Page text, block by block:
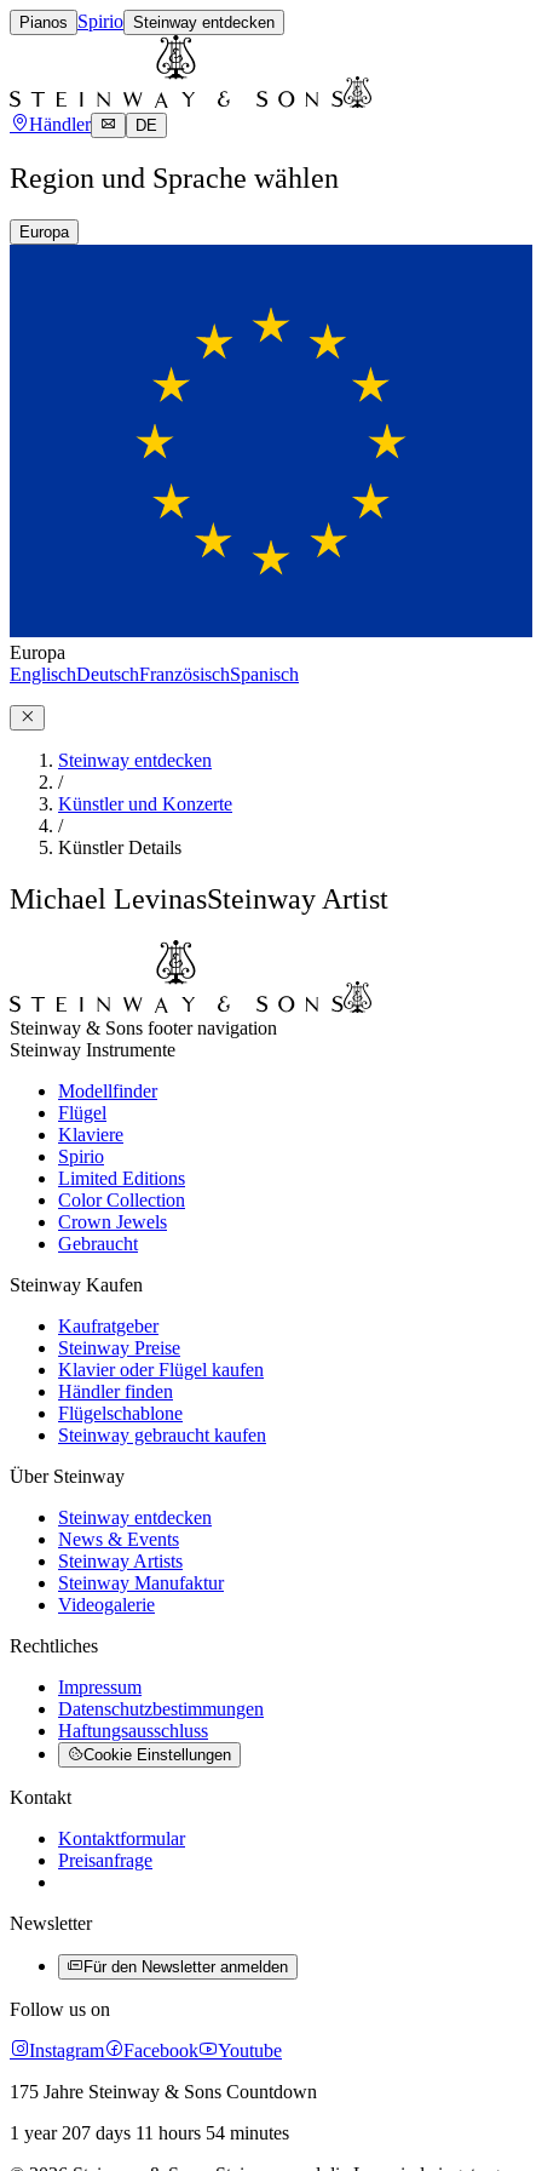
Pianos Spirio Steinway entdecken
Händler DE
Region und Sprache wählen
Europa
Europa
EnglischDeutschFranzösischSpanisch
Steinway entdecken
/
Künstler und Konzerte
/
Künstler Details
Michael LevinasSteinway Artist
Steinway & Sons footer navigation
Steinway Instrumente
Modellfinder
Flügel
Klaviere
Spirio
Limited Editions
Color Collection
Crown Jewels
Gebraucht
Steinway Kaufen
Kaufratgeber
Steinway Preise
Klavier oder Flügel kaufen
Händler finden
Flügelschablone
Steinway gebraucht kaufen
Über Steinway
Steinway entdecken
News & Events
Steinway Artists
Steinway Manufaktur
Videogalerie
Rechtliches
Impressum
Datenschutzbestimmungen
Haftungsausschluss
Cookie Einstellungen
Kontakt
Kontaktformular
Preisanfrage
Newsletter
Für den Newsletter anmelden
Follow us on
Instagram
Facebook
Youtube
175 Jahre Steinway & Sons Countdown
1 year 207 days 11 hours 54 minutes